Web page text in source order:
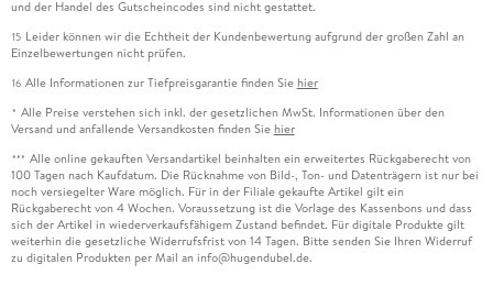
und der Handel des Gutscheincodes sind nicht gestattet.
15 Leider können wir die Echtheit der Kundenbewertung aufgrund der großen Zahl an
Einzelbewertungen nicht prüfen.
16 Alle Informationen zur Tiefpreisgarantie finden Sie hier
* Alle Preise verstehen sich inkl. der gesetzlichen MwSt. Informationen über den
Versand und anfallende Versandkosten finden Sie hier
*** Alle online gekauften Versandartikel beinhalten ein erweitertes Rückgaberecht von
100 Tagen nach Kaufdatum. Die Rücknahme von Bild-, Ton- und Datenträgern ist nur bei
noch versiegelter Ware möglich. Für in der Filiale gekaufte Artikel gilt ein
Rückgaberecht von 4 Wochen. Voraussetzung ist die Vorlage des Kassenbons und dass
sich der Artikel in wiederverkaufsfähigem Zustand befindet. Für digitale Produkte gilt
weiterhin die gesetzliche Widerrufsfrist von 14 Tagen. Bitte senden Sie Ihren Widerruf
zu digitalen Produkten per Mail an info@hugendubel.de.